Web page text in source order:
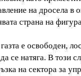
на дросела в
страна на
е освободен,
се натяга. В този
на сектора за